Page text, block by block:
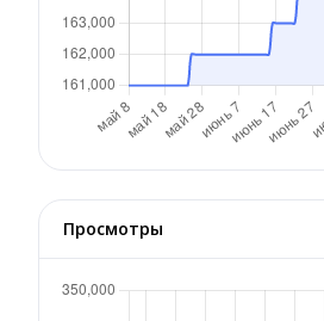
Просмотры